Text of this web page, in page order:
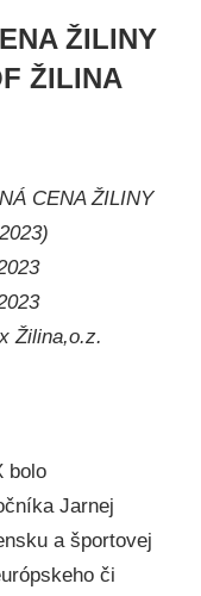
ŽILINY
ŽILINA
CENA ŽILINY
Žilina,o.z.
bolo
Jarnej
a športovej
či